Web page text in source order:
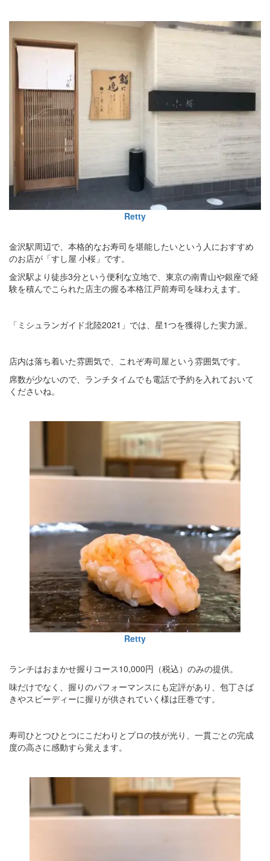
Retty
金沢駅周辺で、本格的なお寿司を堪能したいという人におすすめ
のお店が「すし屋 小桜」です。
金沢駅より徒歩3分という便利な立地で、東京の南青山や銀座で経
験を積んでこられた店主の握る本格江戸前寿司を味わえます。
「ミシュランガイド北陸2021」では、星1つを獲得した実力派。
店内は落ち着いた雰囲気で、これぞ寿司屋という雰囲気です。
席数が少ないので、ランチタイムでも電話で予約を入れておいて
くださいね。
Retty
ランチはおまかせ握りコース10,000円（税込）のみの提供。
味だけでなく、握りのパフォーマンスにも定評があり、包丁さば
きやスピーディーに握りが供されていく様は圧巻です。
寿司ひとつひとつにこだわりとプロの技が光り、一貫ごとの完成
度の高さに感動すら覚えます。